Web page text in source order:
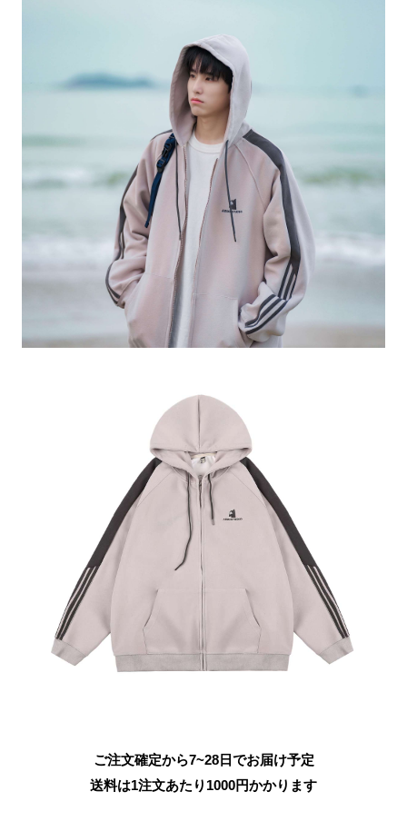
ご注文確定から7~28日でお届け予定
送料は1注文あたり 1000円かかります